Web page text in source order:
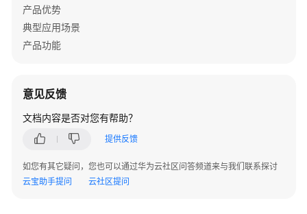
指
南
最
践
最
佳
实
产品优势
典型应用场景
产品功能
意见反馈
文档内容是否对您有帮助？
提供反馈
如您有其它疑问，您也可以通过华为云社区问答频道来与我们联系探讨
云宝助手提问
云社区提问